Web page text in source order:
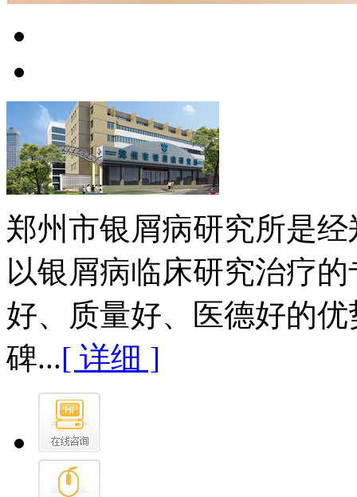
郑州市银屑病研究所是
以银屑病临床研究治疗
好、质量好、医德好的
碑...[ 详细 ]